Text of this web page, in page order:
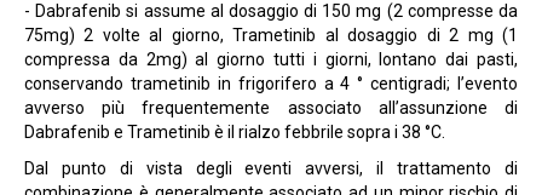
- Dabrafenib si assume al dosaggio di 150 mg (2 compresse da
75mg) 2 volte al giorno, Trametinib al dosaggio di 2 mg (1
compressa da 2mg) al giorno tutti i giorni, lontano dai pasti,
conservando trametinib in frigorifero a 4 ° centigradi; l’evento
avverso più frequentemente associato all’assunzione di
Dabrafenib e Trametinib è il rialzo febbrile sopra i 38 °C.
Dal punto di vista degli eventi avversi, il trattamento di